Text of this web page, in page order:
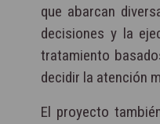
que abarcan
decisiones y la
tratamiento
decidir la atención
El proyecto